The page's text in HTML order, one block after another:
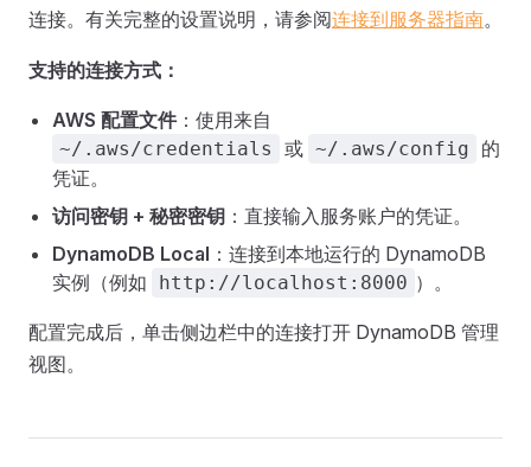
连接。有关完整的设置说明，请参阅连接到服务器指南。
支持的连接方式：
AWS 配置文件：使用来自
~/.aws/credentials 或 ~/.aws/config
的
凭证。
访问密钥 + 秘密密钥 ：直接输入服务账户的凭证。
DynamoDB Local ：连接到本地运行的 DynamoDB
实例（例如
http://localhost:8000 ）。
配置完成后，单击侧边栏中的连接打开 DynamoDB 管理
视图。